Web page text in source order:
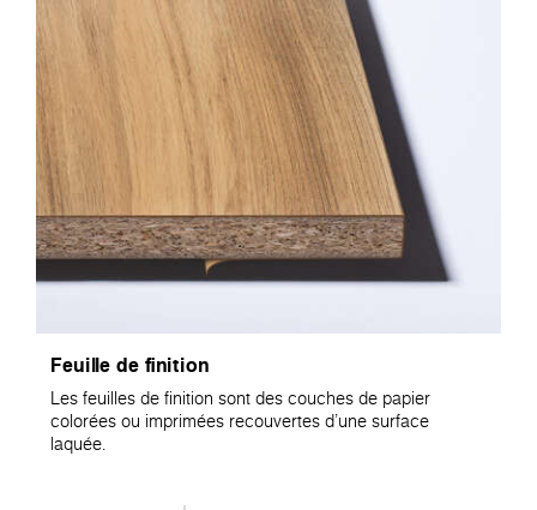
Feuille de finition
Les feuilles de finition sont des couches de papier
colorées ou imprimées recouvertes d'une surface
laquée.